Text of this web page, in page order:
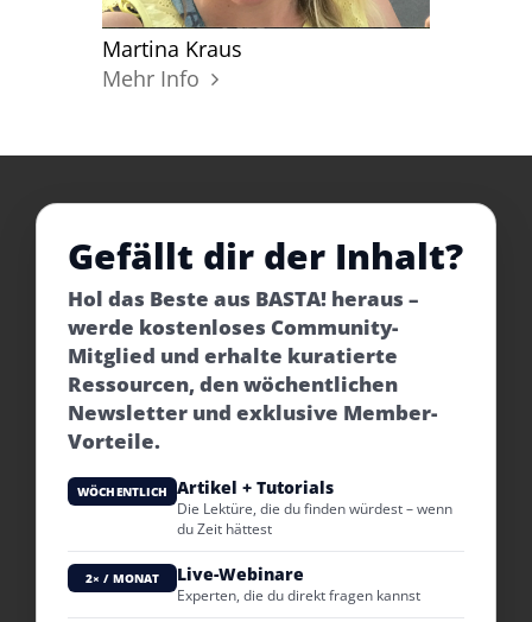
Martina Kraus
Mehr Info
Gefällt dir der Inhalt?
Hol das Beste aus BASTA! heraus –
werde kostenloses Community-
Mitglied und erhalte kuratierte
Ressourcen, den wöchentlichen
Newsletter und exklusive Member-
Vorteile.
WÖCHENTLICH Artikel + Tutorials
Die Lektüre, die du finden würdest – wenn
du Zeit hättest
2× / MONAT Live-Webinare
Experten, die du direkt fragen kannst